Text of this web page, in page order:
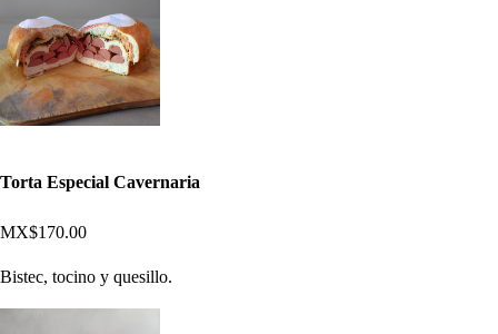
Torta Especial Cavernaria
MX$170.00
Bistec, tocino y quesillo.